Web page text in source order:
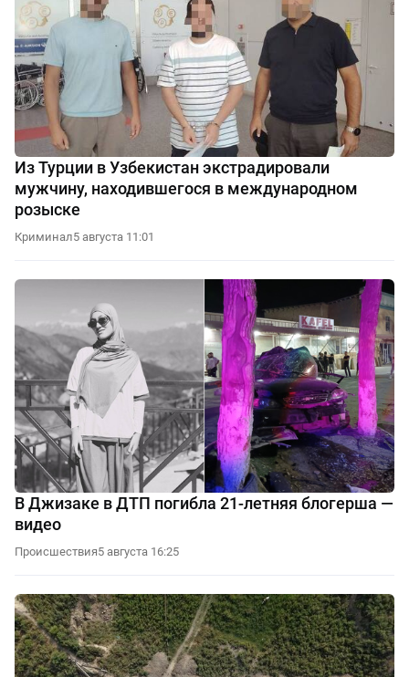
Из Турции в Узбекистан экстрадировали
мужчину, находившегося в международном
розыске
Криминал5 августа 11:01
В Джизаке в ДТП погибла 21-летняя блогерша —
видео
Происшествия5 августа 16:25